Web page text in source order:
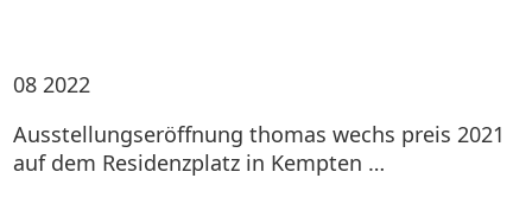
08 2022
Ausstellungseröffnung thomas wechs preis 2021
auf dem Residenzplatz in Kempten …